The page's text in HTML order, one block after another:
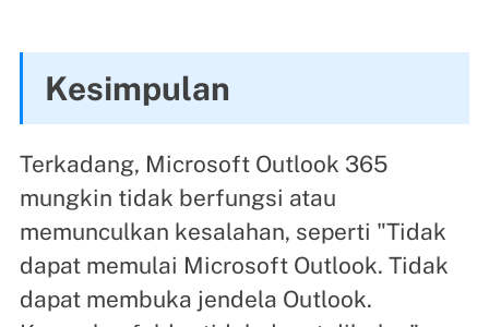
Kesimpulan
Terkadang, Microsoft Outlook 365
mungkin tidak berfungsi atau
memunculkan kesalahan, seperti "Tidak
dapat memulai Microsoft Outlook. Tidak
dapat membuka jendela Outlook.